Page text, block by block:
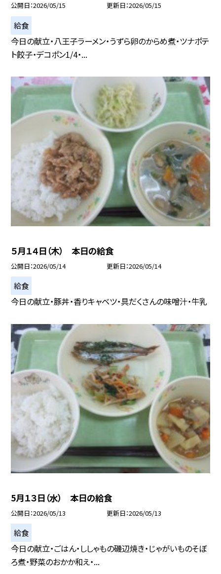
公開日 2026/05/15 更新日 2026/05/15
給食
今日の献立・八王子ラーメン・うずら卵のからめ煮・ツナポテ
ト餃子・デコポン1/4・...
５月１４日（木） 本日の給食
公開日 2026/05/14 更新日 2026/05/14
給食
今日の献立・豚丼・香りキャベツ・具だくさんの味噌汁・牛乳
5月１３日（水） 本日の給食
公開日 2026/05/13 更新日 2026/05/13
給食
今日の献立・ごはん・ししゃもの磯辺焼き・じゃがいものそぼ
ろ煮・野菜のおかか和え・...